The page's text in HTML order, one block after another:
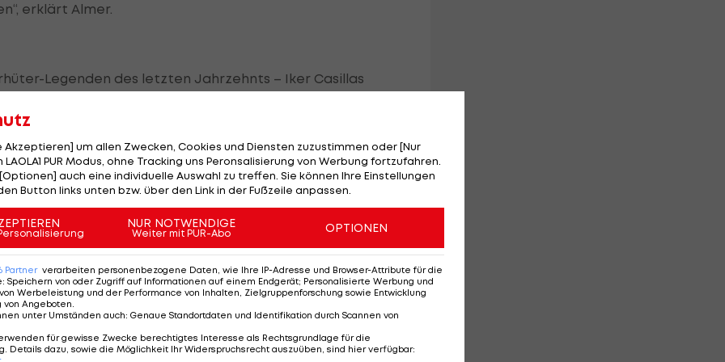
erklärt Almer.
Legenden des letzten Jahrzehnts – Iker Casillas
die Segel streichen. Insbesondere die Patzer des
bleiben.
dennoch nichts wissen. „Buffon ist nach wie ein
nicht überragend gehalten, aber er war auch nicht an
man eben manchmal unglücklich. Vor allem, wenn
Das geht auch an einem Casillas nicht spurlos
Schlussmännern mehr Respekt ein. Er erinnert
finde es traurig, dass die Medien aus dieser
sondern einfach weiter auf die Torhüter
Wir sind auch nur Menschen und jeder Mensch
Akzeptieren] um allen Zwecken, Cookies und Diensten zuzustimmen oder [Nur
PUR Modus, ohne Tracking uns Peronsalisierung von Werbung fortzufahren.
auch eine individuelle Auswahl zu treffen. Sie können Ihre Einstellungen
Button links unten bzw. über den Link in der Fußzeile anpassen.
NUR NOTWENDIGE
Weiter mit PUR-Abo OPTIONEN
Partner verarbeiten personenbezogene Daten, wie Ihre IP-Adresse und Browser-Attribute für die
: Speichern von oder Zugriff auf Informationen auf einem Endgerät; Personalisierte Werbung und
Werbeleistung und der Performance von Inhalten, Zielgruppenforschung sowie Entwicklung
von Angeboten
unter Umständen auch: Genaue Standortdaten und Identifikation durch Scannen von
für gewisse Zwecke berechtigtes Interesse als Rechtsgrundlage für die
Details dazu, sowie die Möglichkeit Ihr Widerspruchsrecht auszuüben, sind hier verfügbar: